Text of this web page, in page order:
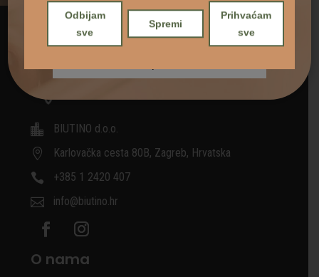
Odbijam
sve
Spremi
Prihvaćam
sve

BIUTINO d.o.o.

Karlovačka cesta 80B, Zagreb, Hrvatska

+385 1 2420 407

info@biutino.hr
O nama